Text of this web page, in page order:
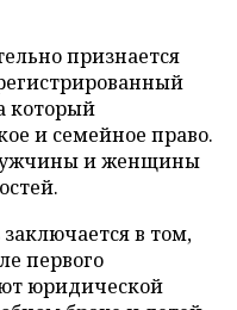
признается
который
и семейное право.
и женщины
в том,
первого
юридической